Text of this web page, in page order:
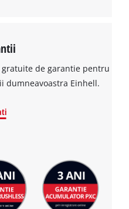
de garantie pentru
dumneavoastra Einhell.